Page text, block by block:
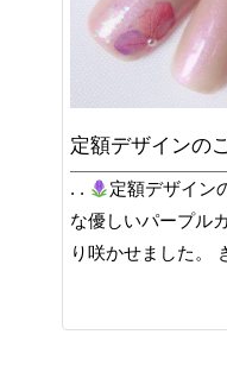
定額デザインの
. . 定額デザイン
な優しいパープル
り咲かせました。